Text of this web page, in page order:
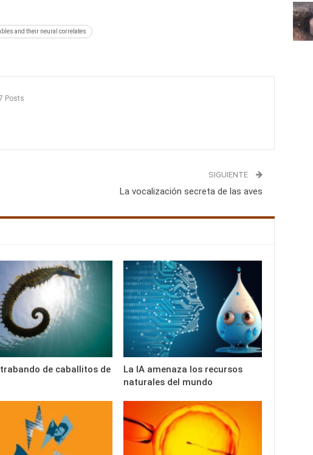
and their neural correlates
Posts
SIGUIENTE
La vocalización secreta de las aves
de caballitos de
La IA amenaza los recursos
naturales del mundo